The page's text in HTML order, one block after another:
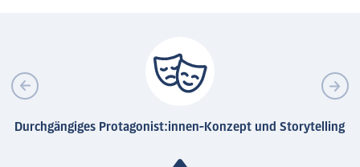
Durchgängiges Protagonist:innen-Konzept und Storytelling